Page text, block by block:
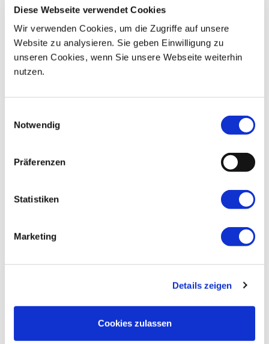
Diese Webseite verwendet Cookies
Wir verwenden Cookies, um die Zugriffe auf unsere
Website zu analysieren. Sie geben Einwilligung zu
unseren Cookies, wenn Sie unsere Webseite weiterhin
nutzen.
Notwendig
Präferenzen
Statistiken
Marketing
Details zeigen
Cookies zulassen